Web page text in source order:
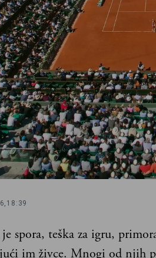
18:39
spora, teška za igru,
im živce. Mnogi od njih